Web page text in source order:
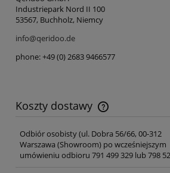
Industriepark Nord II 100
53567, Buchholz, Niemcy
info@qeridoo.de
phone: +49 (0) 2683 9466577
Koszty dostawy
Cena nie zawiera ewentualnych kosztów
Odbiór osobisty(ul. Dobra 56/66, 00-312
Warszawa (Showroom) po wcześniejszym
umówieniu odbioru 791 499 329 lub 798